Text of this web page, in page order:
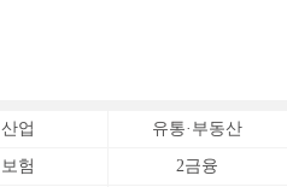
산업 유통·부동산
보험 2금융